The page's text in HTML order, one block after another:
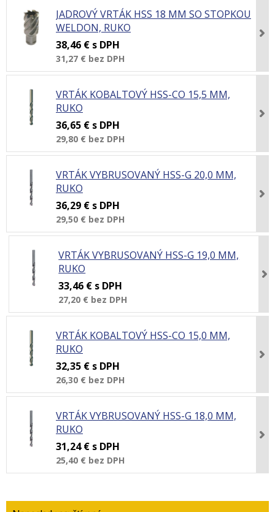
JADROVÝ VRTÁK HSS 18 MM SO STOPKOU
WELDON, RUKO
38,46 € s DPH
31,27 € bez DPH
VRTÁK KOBALTOVÝ HSS-CO 15,5 MM,
RUKO
36,65 € s DPH
29,80 € bez DPH
VRTÁK VYBRUSOVANÝ HSS-G 20,0 MM,
RUKO
36,29 € s DPH
29,50 € bez DPH
VRTÁK VYBRUSOVANÝ HSS-G 19,0 MM,
RUKO
33,46 € s DPH
27,20 € bez DPH
VRTÁK KOBALTOVÝ HSS-CO 15,0 MM,
RUKO
32,35 € s DPH
26,30 € bez DPH
VRTÁK VYBRUSOVANÝ HSS-G 18,0 MM,
RUKO
31,24 € s DPH
25,40 € bez DPH